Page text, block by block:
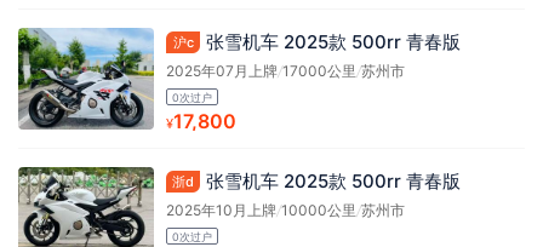
沪c 张雪机车 2025款 500rr 青春版
2025年07月上牌/17000公里/苏州市
0次过户
¥17,800
浙d 张雪机车 2025款 500rr 青春版
2025年10月上牌/10000公里/苏州市
0次过户